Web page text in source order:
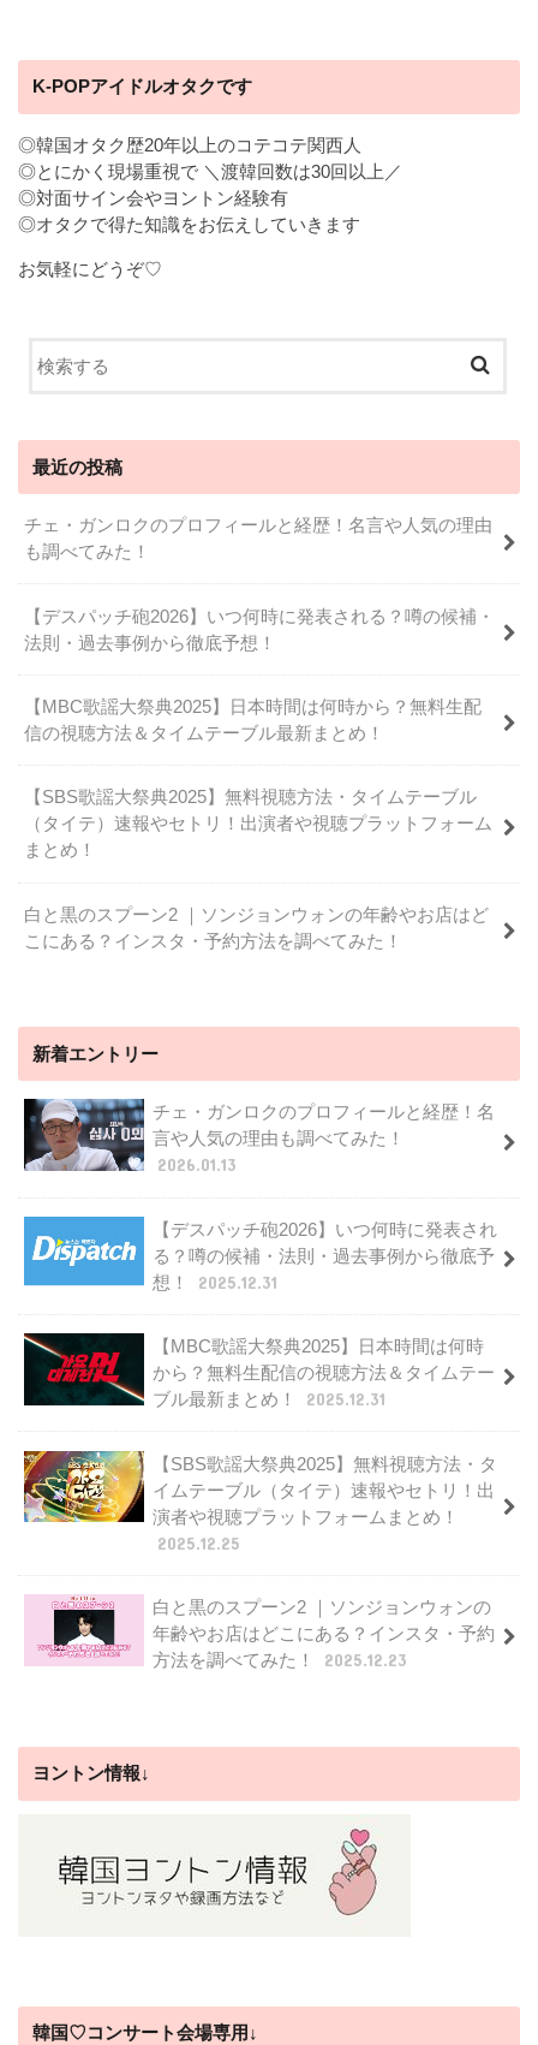
K-POPアイドルオタクです
◎韓国オタク歴20年以上のコテコテ関西人
◎とにかく現場重視で ＼渡韓回数は30回以上／
◎対面サイン会やヨントン経験有
◎オタクで得た知識をお伝えしていきます
お気軽にどうぞ♡
最近の投稿
チェ・ガンロクのプロフィールと経歴！名言や人気の理由
も調べてみた！
【デスパッチ砲2026】いつ何時に発表される？噂の候補・
法則・過去事例から徹底予想！
【MBC歌謡大祭典2025】日本時間は何時から？無料生配
信の視聴方法＆タイムテーブル最新まとめ！
【SBS歌謡大祭典2025】無料視聴方法・タイムテーブル
（タイテ）速報やセトリ！出演者や視聴プラットフォーム
まとめ！
白と黒のスプーン2 ｜ソンジョンウォンの年齢やお店はど
こにある？インスタ・予約方法を調べてみた！
新着エントリー
チェ・ガンロクのプロフィールと経歴！名
言や人気の理由も調べてみた！
2026.01.13
【デスパッチ砲2026】いつ何時に発表され
る？噂の候補・法則・過去事例から徹底予
想！
2025.12.31
【MBC歌謡大祭典2025】日本時間は何時
から？無料生配信の視聴方法＆タイムテー
ブル最新まとめ！
2025.12.31
【SBS歌謡大祭典2025】無料視聴方法・タ
イムテーブル（タイテ）速報やセトリ！出
演者や視聴プラットフォームまとめ！
2025.12.25
白と黒のスプーン2 ｜ソンジョンウォンの
年齢やお店はどこにある？インスタ・予約
方法を調べてみた！
2025.12.23
ヨントン情報↓
韓国♡コンサート会場専用↓